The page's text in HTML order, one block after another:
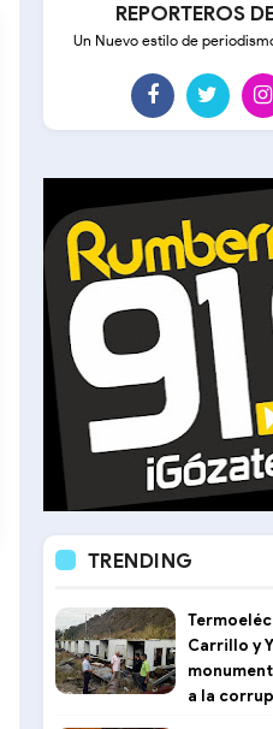
REPORTEROS
Un Nuevo estilo de
TRENDING
Carrillo y
a la